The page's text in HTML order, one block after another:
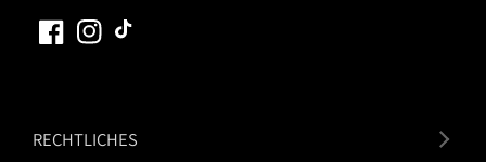
RECHTLICHES
FacebookInstagram
TikTok